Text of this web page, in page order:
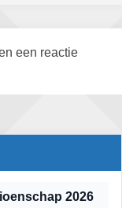
een reactie
2026